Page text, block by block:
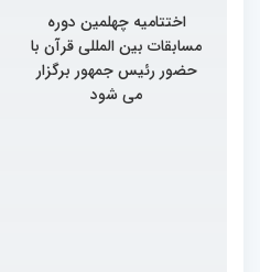
اختتامیه چهلمین دوره
مسابقات بین المللی قرآن با
حضور رئیس جمهور برگزار
می شود